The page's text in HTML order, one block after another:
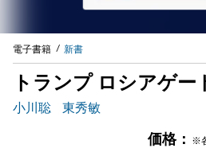
電子書籍 新書
トランプ ロシアゲー
小川聡 東秀敏
価格： ※